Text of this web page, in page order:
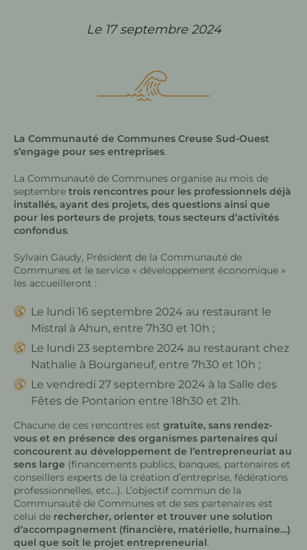
Le 17 septembre 2024
La Communauté de Communes Creuse Sud-Ouest
s’engage pour ses entreprises.
La Communauté de Communes organise au mois de
septembre trois rencontres pour les professionnels déjà
installés, ayant des projets, des questions ainsi que
pour les porteurs de projets, tous secteurs d’activités
confondus.
Sylvain Gaudy, Président de la Communauté de
Communes et le service « développement économique »
les accueilleront :
Le lundi 16 septembre 2024 au restaurant le
Mistral à Ahun, entre 7h30 et 10h ;
Le lundi 23 septembre 2024 au restaurant chez
Nathalie à Bourganeuf, entre 7h30 et 10h ;
Le vendredi 27 septembre 2024 à la Salle des
Fêtes de Pontarion entre 18h30 et 21h.
Chacune de ces rencontres est gratuite, sans rendez-
vous et en présence des organismes partenaires qui
concourent au développement de l’entrepreneuriat au
sens large (financements publics, banques, partenaires et
conseillers experts de la création d’entreprise, fédérations
professionnelles, etc…). L’objectif commun de la
Communauté de Communes et de ses partenaires est
celui de rechercher, orienter et trouver une solution
d’accompagnement (financière, matérielle, humaine…)
quel que soit le projet entrepreneurial.